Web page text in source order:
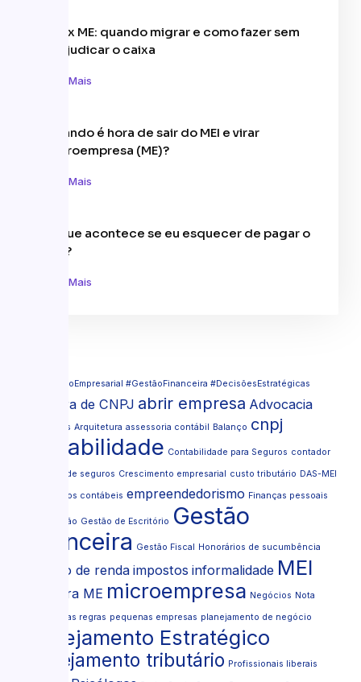
MEI x ME: quando migrar e como fazer sem
prejudicar o caixa
Leia Mais
Quando é hora de sair do MEI e virar
Microempresa (ME)?
Leia Mais
O que acontece se eu esquecer de pagar o
MEI?
Leia Mais
#FinanceiroEmpresarial #GestãoFinanceira #DecisõesEstratégicas
abertura de CNPJ abrir empresa Advocacia
Advogados Arquitetura assessoria contábil Balanço cnpj
contabilidade Contabilidade para Seguros contador
Corretora de seguros Crescimento empresarial custo tributário DAS-MEI
documentos contábeis empreendedorismo Finanças pessoais
formalização Gestão de Escritório Gestão
financeira Gestão Fiscal Honorários de sucumbência
imposto de renda impostos informalidade MEI
MEI para ME microempresa Negócios Nota
novas regras pequenas empresas planejamento de negócio
Planejamento Estratégico
Planejamento tributário Profissionais liberais